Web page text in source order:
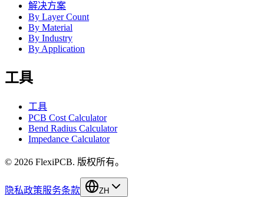
解决方案
By Layer Count
By Material
By Industry
By Application
工具
工具
PCB Cost Calculator
Bend Radius Calculator
Impedance Calculator
© 2026 FlexiPCB. 版权所有。
隐私政策服务条款 ZH